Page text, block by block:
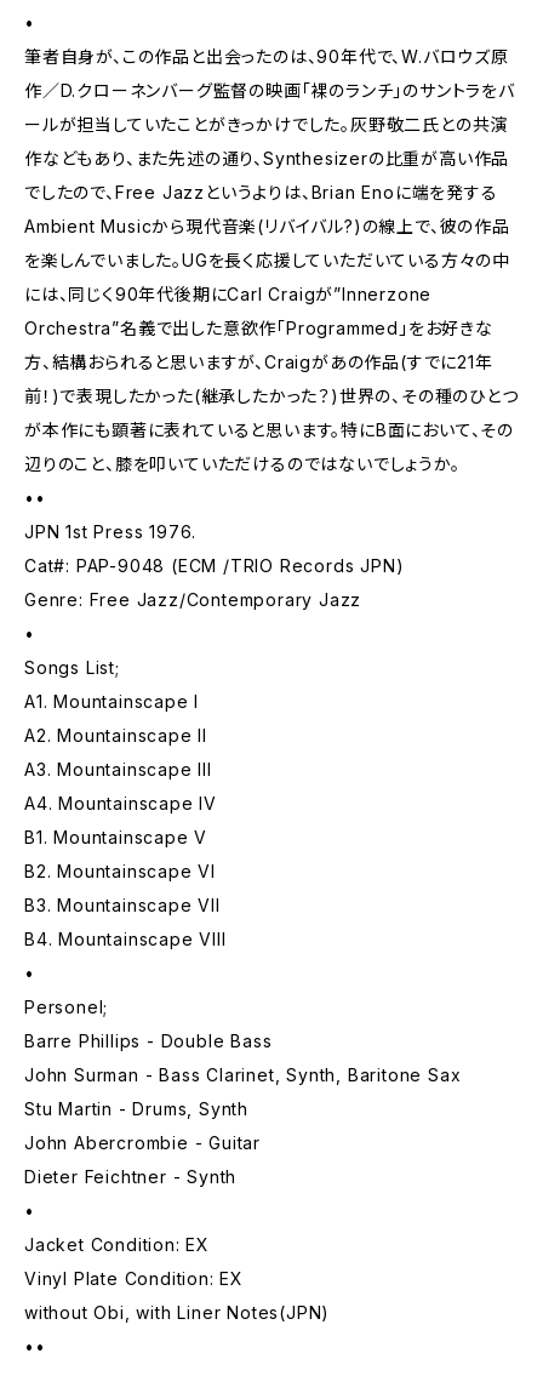
•
筆者自身が、この作品と出会ったのは、90年代で、W.バロウズ原
作／D.クローネンバーグ監督の映画「裸のランチ」のサントラをバ
ールが担当していたことがきっかけでした。灰野敬二氏との共演
作などもあり、また先述の通り、Synthesizerの比重が高い作品
でしたので、Free Jazzというよりは、Brian Enoに端を発する
Ambient Musicから現代音楽(リバイバル?)の線上で、彼の作品
を楽しんでいました。UGを長く応援していただいている方々の中
には、同じく90年代後期にCarl Craigが”Innerzone
Orchestra”名義で出した意欲作「Programmed」をお好きな
方、結構おられると思いますが、Craigがあの作品(すでに21年
前！)で表現したかった(継承したかった？)世界の、その種のひとつ
が本作にも顕著に表れていると思います。特にB面において、その
辺りのこと、膝を叩いていただけるのではないでしょうか。
••
JPN 1st Press 1976.
Cat#: PAP-9048 (ECM /TRIO Records JPN)
Genre: Free Jazz/Contemporary Jazz
•
Songs List;
A1. Mountainscape I
A2. Mountainscape II
A3. Mountainscape III
A4. Mountainscape IV
B1. Mountainscape V
B2. Mountainscape VI
B3. Mountainscape VII
B4. Mountainscape VIII
•
Personel;
Barre Phillips - Double Bass
John Surman - Bass Clarinet, Synth, Baritone Sax
Stu Martin - Drums, Synth
John Abercrombie - Guitar
Dieter Feichtner - Synth
•
Jacket Condition: EX
Vinyl Plate Condition: EX
without Obi, with Liner Notes(JPN)
••